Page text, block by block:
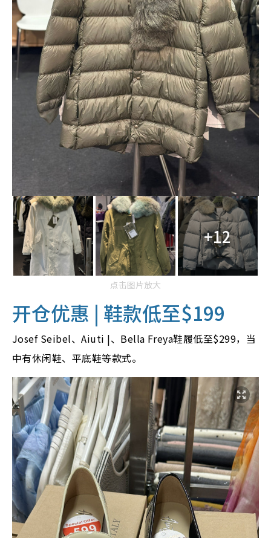
+12
点击图片放大
开仓优惠 | 鞋款低至$199
Josef Seibel、Aiuti |、Bella Freya鞋履低至$299，当
中有休闲鞋、平底鞋等款式。